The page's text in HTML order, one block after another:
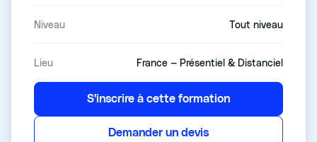
Niveau Tout niveau
Lieu France — Présentiel & Distanciel
S'inscrire à cette formation
Demander un devis